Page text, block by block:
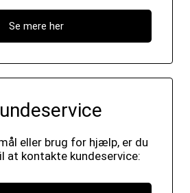
Se mere her
eller brug for hjælp, er du
at kontakte kundeservice: